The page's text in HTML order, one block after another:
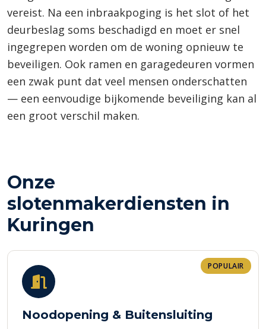
vereist. Na een inbraakpoging is het slot of het
deurbeslag soms beschadigd en moet er snel
ingegrepen worden om de woning opnieuw te
beveiligen. Ook ramen en garagedeuren vormen
een zwak punt dat veel mensen onderschatten
— een eenvoudige bijkomende beveiliging kan al
een groot verschil maken.
Onze
slotenmakerdiensten in
Kuringen
POPULAIR
Noodopening & Buitensluiting